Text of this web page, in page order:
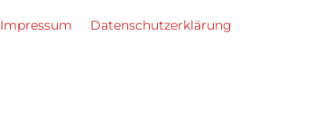
Impressum Datenschutzerklärung